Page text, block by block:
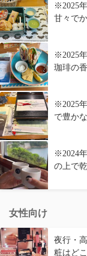
※2025
甘々で
※2025
珈琲の
※2025
で豊か
※2024
の上で乾
女性向け
夜行・
粧はど